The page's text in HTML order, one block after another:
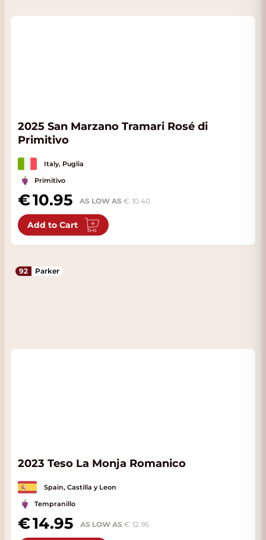
2025 San Marzano Tramari Rosé di
Primitivo
Italy, Puglia
Primitivo
10.95 AS LOW AS 10.40
Add to Cart
92 Parker
2023 Teso La Monja Romanico
Spain, Castilla y Leon
Tempranillo
14.95 AS LOW AS 12.95